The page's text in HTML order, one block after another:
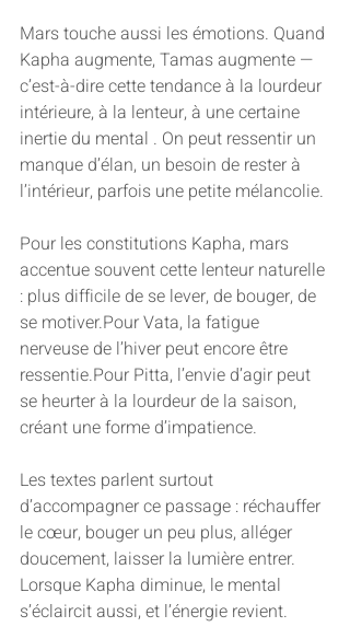
Mars touche aussi les émotions. Quand
Kapha augmente, Tamas augmente —
c’est-à-dire cette tendance à la lourdeur
intérieure, à la lenteur, à une certaine
inertie du mental . On peut ressentir un
manque d’élan, un besoin de rester à
l’intérieur, parfois une petite mélancolie.
Pour les constitutions Kapha, mars
accentue souvent cette lenteur naturelle
: plus difficile de se lever, de bouger, de
se motiver.Pour Vata, la fatigue
nerveuse de l’hiver peut encore être
ressentie.Pour Pitta, l’envie d’agir peut
se heurter à la lourdeur de la saison,
créant une forme d’impatience.
Les textes parlent surtout
d’accompagner ce passage : réchauffer
le cœur, bouger un peu plus, alléger
doucement, laisser la lumière entrer.
Lorsque Kapha diminue, le mental
s’éclaircit aussi, et l’énergie revient.